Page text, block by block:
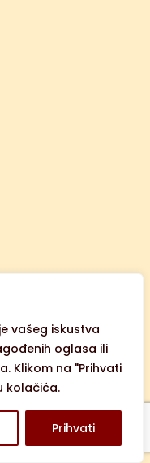
vašeg iskustva
oglasa ili
Klikom na "Prihvati
kolačića.
Prihvati